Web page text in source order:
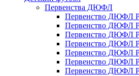
Первенства ДЮФЛ
Первенство ДЮФЛ
Первенство ДЮФЛ
Первенство ДЮФЛ
Первенство ДЮФЛ
Первенство ДЮФЛ
Первенство ДЮФЛ
Первенство ДЮФЛ